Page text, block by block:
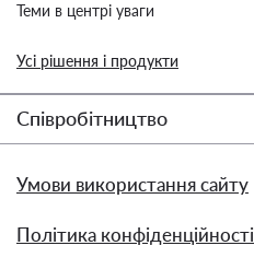
Теми в центрі уваги
Усі рішення і продукти
Співробітництво
Умови використання сайту
Політика конфіденційності